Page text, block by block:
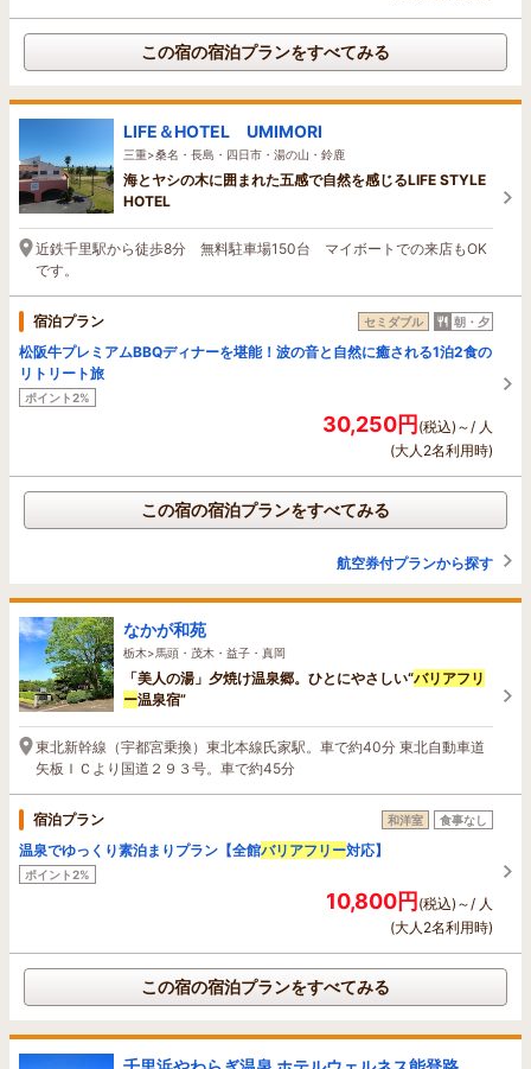
この宿の宿泊プランをすべてみる
LIFE＆HOTEL UMIMORI
三重>桑名・長島・四日市・湯の山・鈴鹿
海とヤシの木に囲まれた五感で自然を感じるLIFE STYLE
HOTEL
近鉄千里駅から徒歩8分 無料駐車場150台 マイボートでの来店もOK
です。
宿泊プラン セミダブル 朝・夕
松阪牛プレミアムBBQディナーを堪能！波の音と自然に癒される1泊2食の
リトリート旅
ポイント2%
30,250円(税込)～/ 人
(大人2名利用時)
この宿の宿泊プランをすべてみる
航空券付プランから探す
なかが和苑
栃木>馬頭・茂木・益子・真岡
「美人の湯」夕焼け温泉郷。ひとにやさしい“バリアフリ
ー温泉宿”
東北新幹線（宇都宮乗換）東北本線氏家駅。車で約40分 東北自動車道
矢板ＩＣより国道２９３号。車で約45分
宿泊プラン 和洋室 食事なし
温泉でゆっくり素泊まりプラン【全館バリアフリー対応】
ポイント2%
10,800円(税込)～/ 人
(大人2名利用時)
この宿の宿泊プランをすべてみる